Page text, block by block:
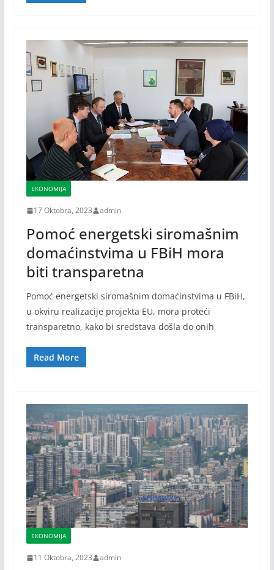
EKONOMIJA
17 Oktobra, 2023 admin
Pomoć energetski siromašnim
domaćinstvima u FBiH mora
biti transparetna
Pomoć energetski siromašnim domaćinstvima u FBiH,
u okviru realizacije projekta EU, mora proteći
transparetno, kako bi sredstava došla do onih
Read More
EKONOMIJA
11 Oktobra, 2023 admin